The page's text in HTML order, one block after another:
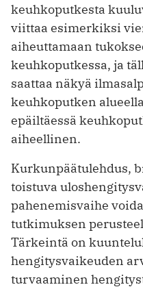
keuhkoputkesta
viittaa esimerkiksi
aiheuttamaan
keuhkoputkessa, ja
saattaa näkyä
keuhkoputken
epäiltäessä
aiheellinen.
Kurkunpäätulehdus,
toistuva
pahenemisvaihe
tutkimuksen
Tärkeintä on
hengitysvaikeuden
turvaaminen